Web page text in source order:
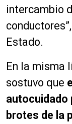
intercambio
Estado.
En la misma
sostuvo que
autocuidado
brotes de la